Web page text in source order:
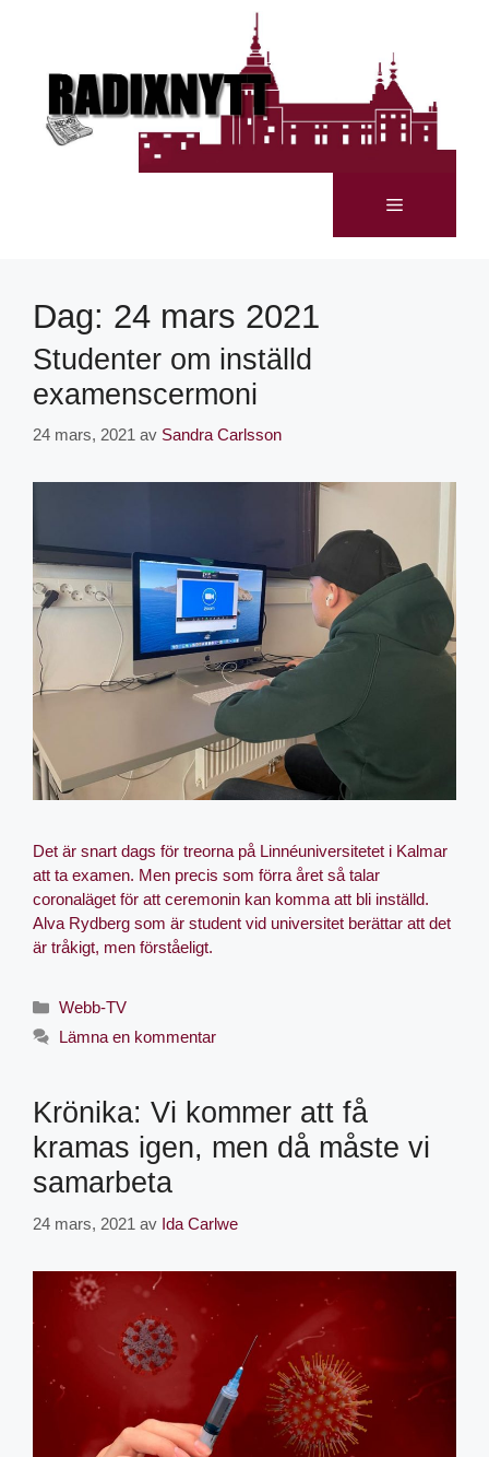
Dag: 24 mars 2021
Studenter om inställd
examenscermoni
24 mars, 2021 av Sandra Carlsson
Det är snart dags för treorna på Linnéuniversitetet i Kalmar
att ta examen. Men precis som förra året så talar
coronaläget för att ceremonin kan komma att bli inställd.
Alva Rydberg som är student vid universitet berättar att det
är tråkigt, men förståeligt.
Webb-TV
Lämna en kommentar
Krönika: Vi kommer att få
kramas igen, men då måste vi
samarbeta
24 mars, 2021 av Ida Carlwe